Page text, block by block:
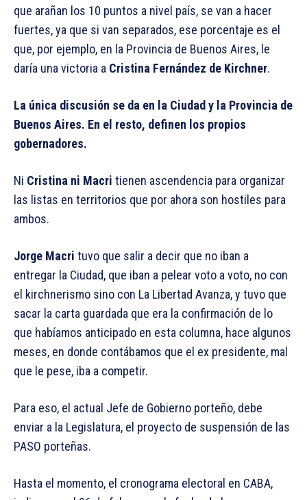
que arañan los 10 puntos a nivel país, se van a hacer
fuertes, ya que si van separados, ese porcentaje es el
que, por ejemplo, en la Provincia de Buenos Aires, le
daría una victoria a Cristina Fernández de Kirchner.
La única discusión se da en la Ciudad y la Provincia de
Buenos Aires. En el resto, definen los propios
gobernadores.
Ni Cristina ni Macri tienen ascendencia para organizar
las listas en territorios que por ahora son hostiles para
ambos.
Jorge Macri tuvo que salir a decir que no iban a
entregar la Ciudad, que iban a pelear voto a voto, no con
el kirchnerismo sino con La Libertad Avanza, y tuvo que
sacar la carta guardada que era la confirmación de lo
que habíamos anticipado en esta columna, hace algunos
meses, en donde contábamos que el ex presidente, mal
que le pese, iba a competir.
Para eso, el actual Jefe de Gobierno porteño, debe
enviar a la Legislatura, el proyecto de suspensión de las
PASO porteñas.
Hasta el momento, el cronograma electoral en CABA,